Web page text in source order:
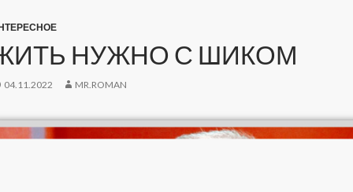
НУЖНО С ШИКОМ
04.11.2022 MR.ROMAN